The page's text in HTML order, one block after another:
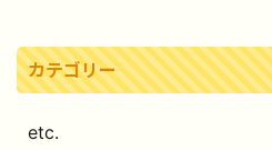
カテゴリー
etc.